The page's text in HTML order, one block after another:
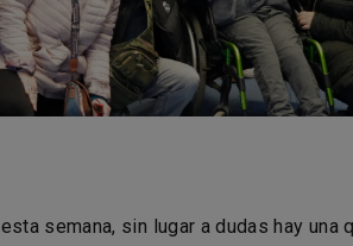
semana, sin lugar a dudas hay una